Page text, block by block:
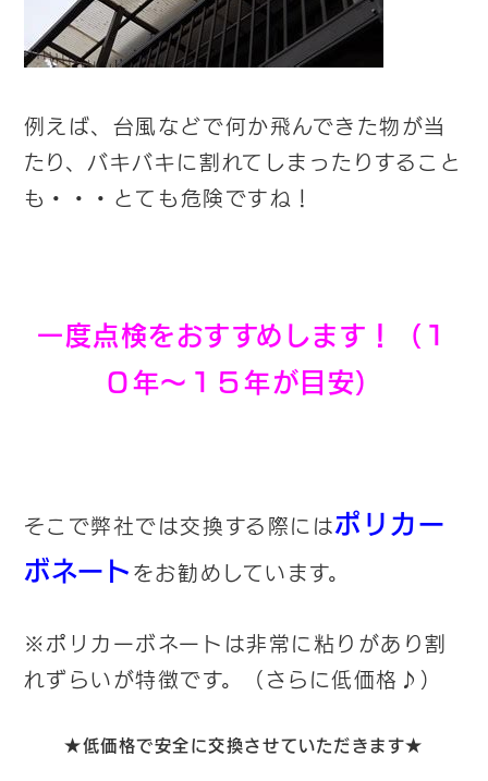
例えば、台風などで何か飛んできた物が当
たり、バキバキに割れてしまったりすること
も・・・ とても危険ですね！
一度点検をおすすめします！（１
０年～１５年が目安）
そこで弊社では交換する際にはポリカー
ボネートをお勧めしています。
※ポリカーボネートは非常に粘りがあり割
れずらいが特徴です。（さらに低価格♪）
★低価格で安全に交換させていただきます★